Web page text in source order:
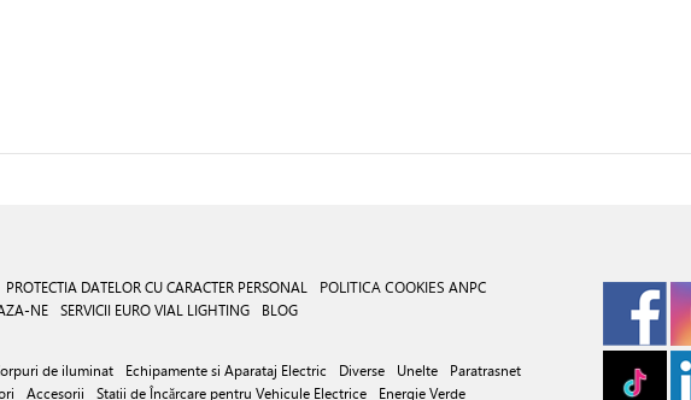
PROTECTIA DATELOR CU CARACTER PERSONAL POLITICA COOKIES ANPC
NE SERVICII EURO VIAL LIGHTING BLOG
de iluminat Echipamente si Aparataj Electric Diverse Unelte
Paratrasnet
Accesorii Stații de Încărcare pentru Vehicule Electrice Energie Verde